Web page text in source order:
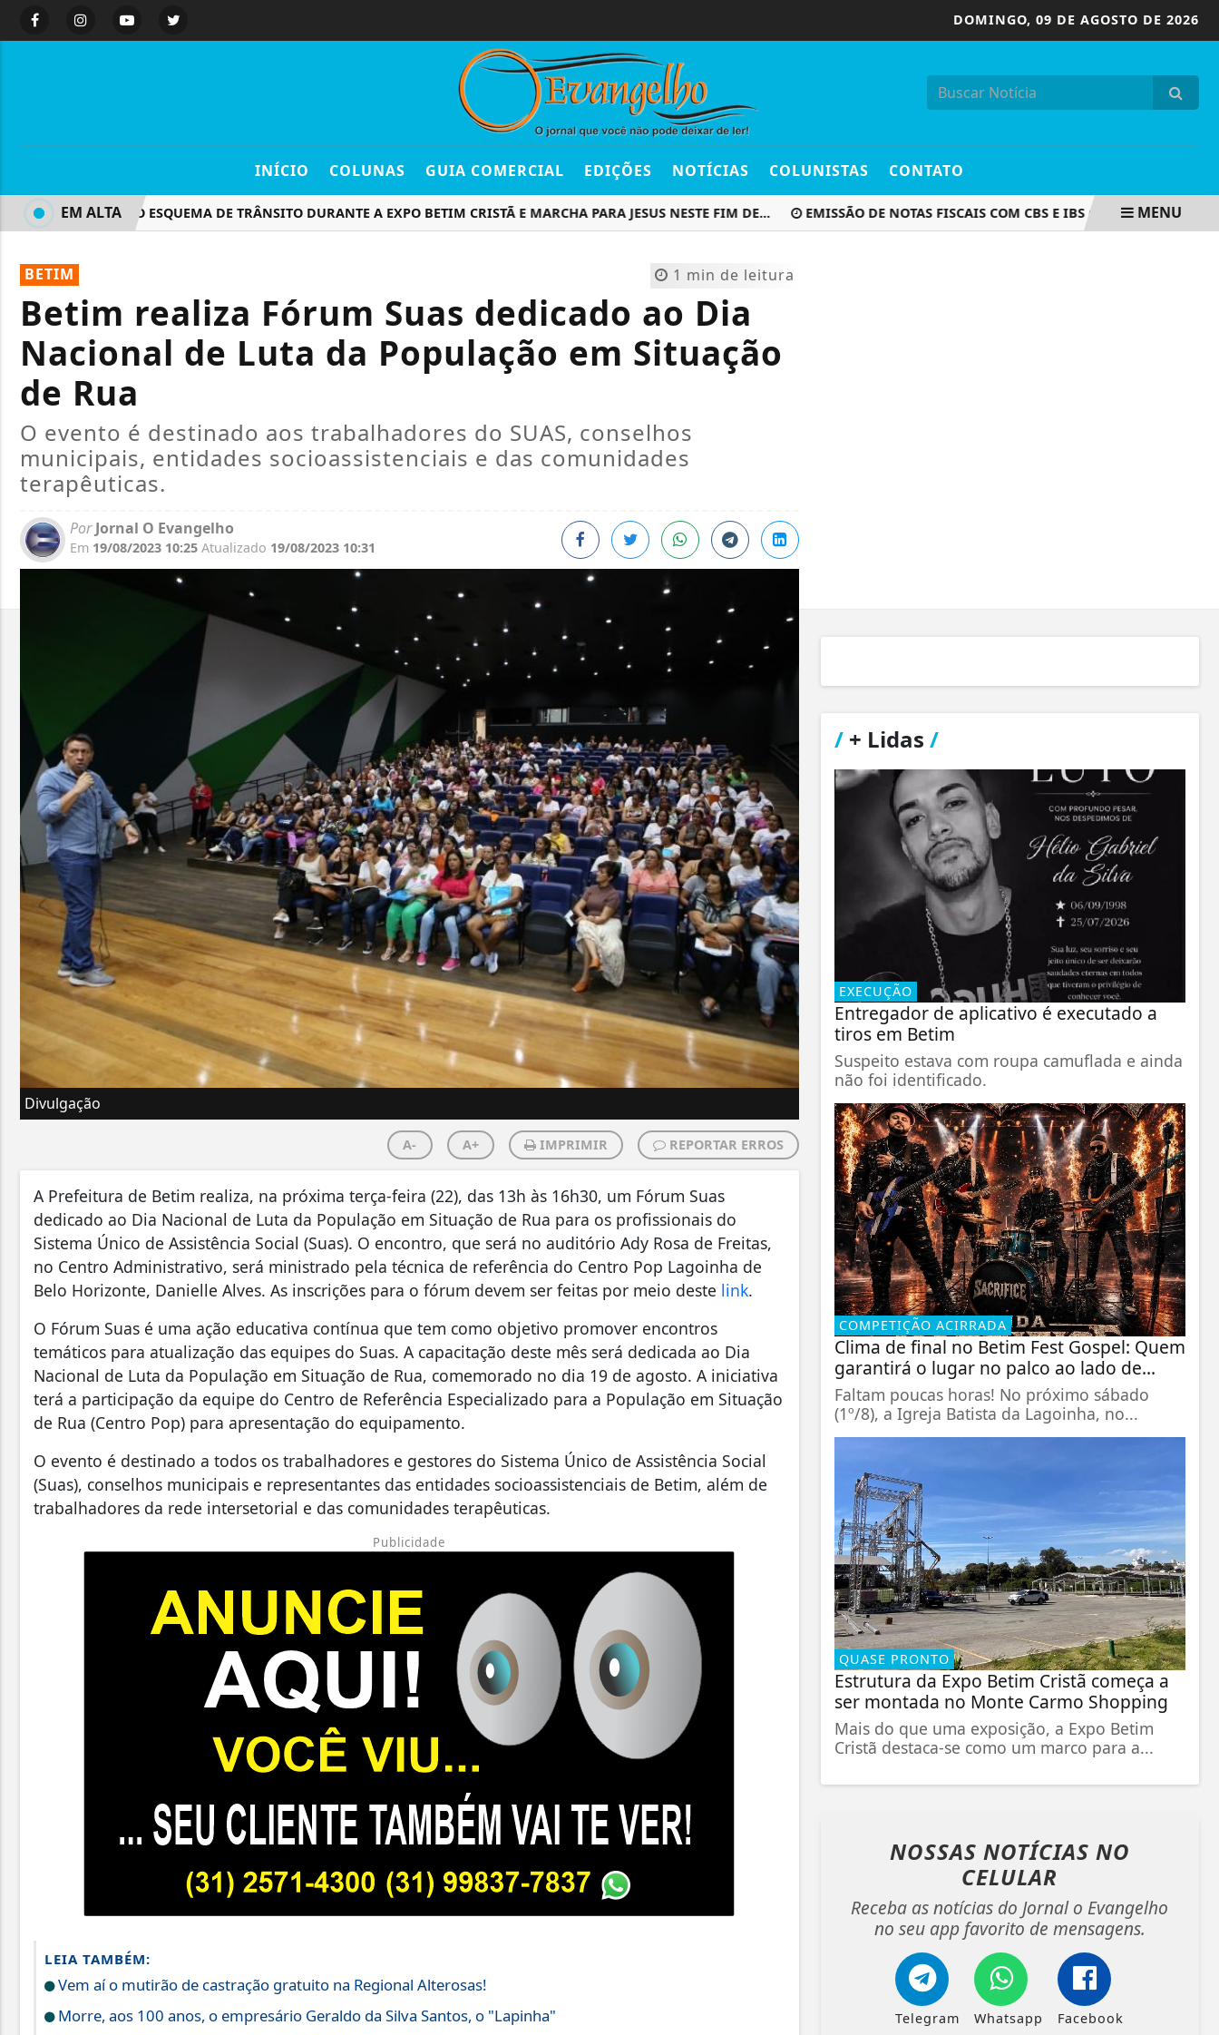
DOMINGO, 09 DE AGOSTO DE 2026
INÍCIO COLUNAS GUIA COMERCIAL EDIÇÕES NOTÍCIAS COLUNISTAS CONTATO
CONFIRA O ESQUEMA DE TRÂNSITO DURANTE A EXPO BETIM CRISTÃ E MARCHA PARA JESUS NESTE FIM DE... EMISSÃO DE NOTAS FISCAIS COM CBS E IBS COMEÇA NESTA
EM ALTA MENU
1 min de leitura
BETIM
Betim realiza Fórum Suas dedicado ao Dia
Nacional de Luta da População em Situação
de Rua
O evento é destinado aos trabalhadores do SUAS, conselhos
municipais, entidades socioassistenciais e das comunidades
terapêuticas.
PorJornal O Evangelho
Em 19/08/2023 10:25 Atualizado 19/08/2023 10:31
Divulgação
A- A+ IMPRIMIR REPORTAR ERROS
A Prefeitura de Betim realiza, na próxima terça-feira (22), das 13h às 16h30, um Fórum Suas
dedicado ao Dia Nacional de Luta da População em Situação de Rua para os profissionais do
Sistema Único de Assistência Social (Suas). O encontro, que será no auditório Ady Rosa de Freitas,
no Centro Administrativo, será ministrado pela técnica de referência do Centro Pop Lagoinha de
Belo Horizonte, Danielle Alves. As inscrições para o fórum devem ser feitas por meio deste link.
O Fórum Suas é uma ação educativa contínua que tem como objetivo promover encontros
temáticos para atualização das equipes do Suas. A capacitação deste mês será dedicada ao Dia
Nacional de Luta da População em Situação de Rua, comemorado no dia 19 de agosto. A iniciativa
terá a participação da equipe do Centro de Referência Especializado para a População em Situação
de Rua (Centro Pop) para apresentação do equipamento.
O evento é destinado a todos os trabalhadores e gestores do Sistema Único de Assistência Social
(Suas), conselhos municipais e representantes das entidades socioassistenciais de Betim, além de
trabalhadores da rede intersetorial e das comunidades terapêuticas.
Publicidade
LEIA TAMBÉM:
Vem aí o mutirão de castração gratuito na Regional Alterosas!
Morre, aos 100 anos, o empresário Geraldo da Silva Santos, o "Lapinha"
/+ Lidas /
EXECUÇÃO
Entregador de aplicativo é executado a
tiros em Betim
Suspeito estava com roupa camuflada e ainda
não foi identificado.
COMPETIÇÃO ACIRRADA
Clima de final no Betim Fest Gospel: Quem
garantirá o lugar no palco ao lado de...
Faltam poucas horas! No próximo sábado
(1º/8), a Igreja Batista da Lagoinha, no...
QUASE PRONTO
Estrutura da Expo Betim Cristã começa a
ser montada no Monte Carmo Shopping
Mais do que uma exposição, a Expo Betim
Cristã destaca-se como um marco para a...
NOSSAS NOTÍCIAS NO
CELULAR
Receba as notícias do Jornal o Evangelho
no seu app favorito de mensagens.
Telegram Whatsapp Facebook